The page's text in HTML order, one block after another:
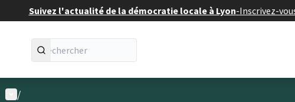
Suivez l'actualité de la démocratie locale à Lyon-Inscrivez-
Menu utilisateur
/